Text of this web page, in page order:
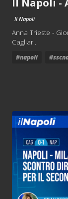
Il Napoli
Il Napoli
Anna Trieste -
Cagliari.
#napoli